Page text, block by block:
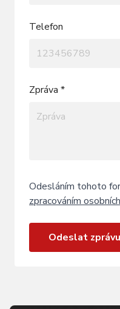
Telefon
Zpráva *
Odesláním tohoto
zpracováním
Odeslat zprávu